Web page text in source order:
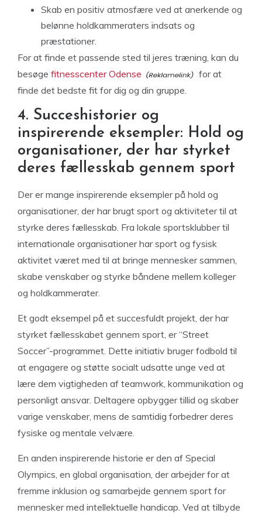
Skab en positiv atmosfære ved at anerkende og
belønne holdkammeraters indsats og
præstationer.
For at finde et passende sted til jeres træning, kan du
besøge fitnesscenter Odense
for at
finde det bedste fit for dig og din gruppe.
4. Succeshistorier og
inspirerende eksempler: Hold og
organisationer, der har styrket
deres fællesskab gennem sport
Der er mange inspirerende eksempler på hold og
organisationer, der har brugt sport og aktiviteter til at
styrke deres fællesskab. Fra lokale sportsklubber til
internationale organisationer har sport og fysisk
aktivitet været med til at bringe mennesker sammen,
skabe venskaber og styrke båndene mellem kolleger
og holdkammerater.
Et godt eksempel på et succesfuldt projekt, der har
styrket fællesskabet gennem sport, er “Street
Soccer”-programmet. Dette initiativ bruger fodbold til
at engagere og støtte socialt udsatte unge ved at
lære dem vigtigheden af teamwork, kommunikation og
personligt ansvar. Deltagere opbygger tillid og skaber
varige venskaber, mens de samtidig forbedrer deres
fysiske og mentale velvære.
En anden inspirerende historie er den af Special
Olympics, en global organisation, der arbejder for at
fremme inklusion og samarbejde gennem sport for
mennesker med intellektuelle handicap. Ved at tilbyde